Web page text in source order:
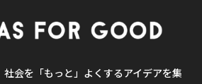
社会を「もっと」よくするアイデアを集